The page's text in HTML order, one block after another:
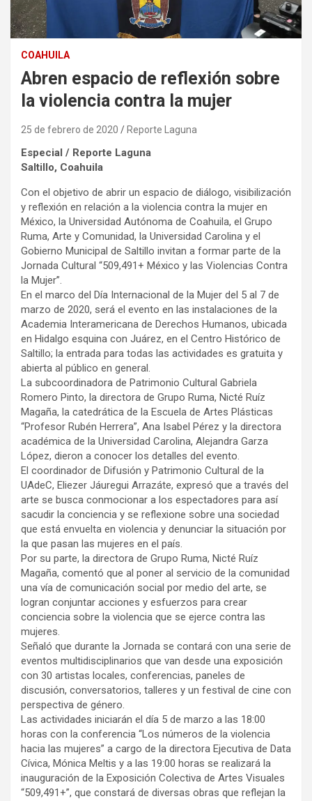
COAHUILA
Abren espacio de reflexión sobre
la violencia contra la mujer
25 de febrero de 2020 Reporte Laguna
Especial / Reporte Laguna
Saltillo, Coahuila
Con el objetivo de abrir un espacio de diálogo, visibilización
y reflexión en relación a la violencia contra la mujer en
México, la Universidad Autónoma de Coahuila, el Grupo
Ruma, Arte y Comunidad, la Universidad Carolina y el
Gobierno Municipal de Saltillo invitan a formar parte de la
Jornada Cultural “509,491+ México y las Violencias Contra
la Mujer”.
En el marco del Día Internacional de la Mujer del 5 al 7 de
marzo de 2020, será el evento en las instalaciones de la
Academia Interamericana de Derechos Humanos, ubicada
en Hidalgo esquina con Juárez, en el Centro Histórico de
Saltillo; la entrada para todas las actividades es gratuita y
abierta al público en general.
La subcoordinadora de Patrimonio Cultural Gabriela
Romero Pinto, la directora de Grupo Ruma, Nicté Ruíz
Magaña, la catedrática de la Escuela de Artes Plásticas
“Profesor Rubén Herrera”, Ana Isabel Pérez y la directora
académica de la Universidad Carolina, Alejandra Garza
López, dieron a conocer los detalles del evento.
El coordinador de Difusión y Patrimonio Cultural de la
UAdeC, Eliezer Jáuregui Arrazáte, expresó que a través del
arte se busca conmocionar a los espectadores para así
sacudir la conciencia y se reflexione sobre una sociedad
que está envuelta en violencia y denunciar la situación por
la que pasan las mujeres en el país.
Por su parte, la directora de Grupo Ruma, Nicté Ruíz
Magaña, comentó que al poner al servicio de la comunidad
una vía de comunicación social por medio del arte, se
logran conjuntar acciones y esfuerzos para crear
conciencia sobre la violencia que se ejerce contra las
mujeres.
Señaló que durante la Jornada se contará con una serie de
eventos multidisciplinarios que van desde una exposición
con 30 artistas locales, conferencias, paneles de
discusión, conversatorios, talleres y un festival de cine con
perspectiva de género.
Las actividades iniciarán el día 5 de marzo a las 18:00
horas con la conferencia “Los números de la violencia
hacia las mujeres” a cargo de la directora Ejecutiva de Data
Cívica, Mónica Meltis y a las 19:00 horas se realizará la
inauguración de la Exposición Colectiva de Artes Visuales
“509,491+”, que constará de diversas obras que reflejan la